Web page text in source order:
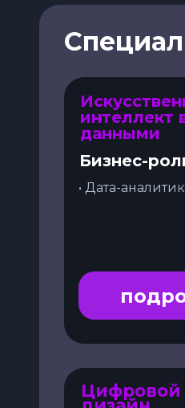
интеллект
данными
Бизнес-
• Дата-аналитик
Цифровой